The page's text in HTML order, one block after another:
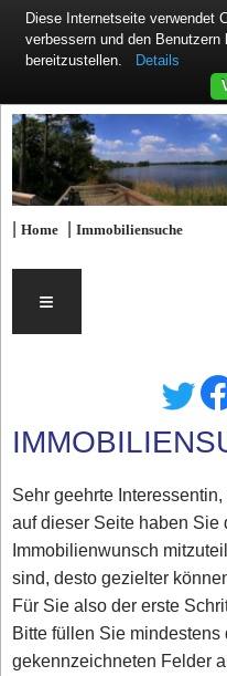
|Home |Immobiliensuche
≡
Sehr geehrte
auf dieser Seite haben
Immobilienwunsch
sind, desto gezielter
Für Sie also der erste
Bitte füllen Sie mindestens
gekennzeichneten Felder
Diese Internetseite verwendet
verbessern und den
bereitzustellen.
Details